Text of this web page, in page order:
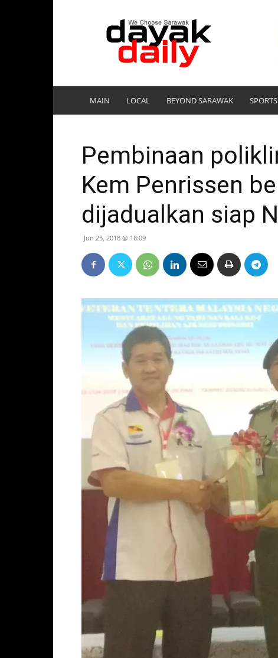
DayakDaily
MAIN LOCAL BEYOND SARAWAK SPORTS
Pembinaan
Kem Penrissen
dijadualkan siap
Jun 23, 2018 @ 18:09